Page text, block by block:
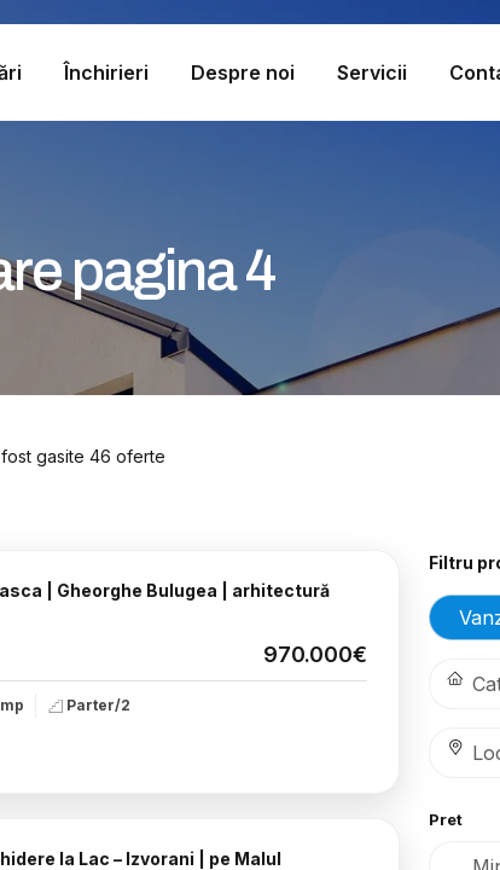
Închirieri Despre noi Servicii
pagina 4
gasite 46 oferte
| Gheorghe Bulugea | arhitectură
970.000€
Parter/2
la Lac – Izvorani | pe Malul
Filtru
Pret